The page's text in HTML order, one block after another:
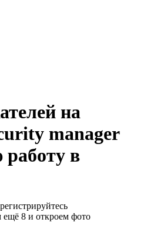
на
manager
в
ещё 8 и откроем фото